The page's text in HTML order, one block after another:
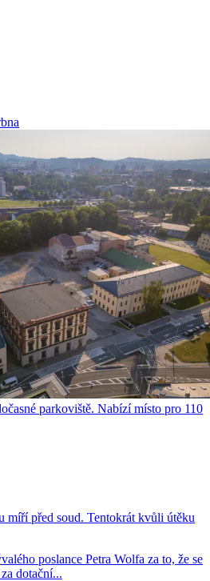
parkoviště. Nabízí místo pro 110
míří před soud. Tentokrát kvůli útěku
poslance Petra Wolfa za to, že se
dotační...